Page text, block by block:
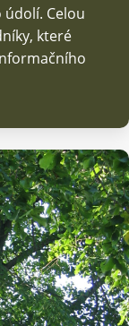
Celou
které